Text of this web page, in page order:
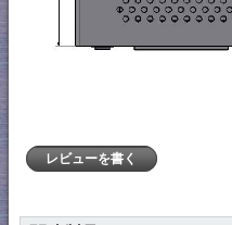
レビューを書く